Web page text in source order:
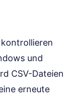
und
CSV-Dateien
erneute